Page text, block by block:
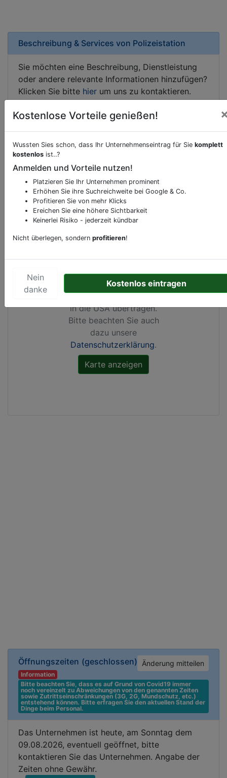
Öffnungszeiten (geschlossen) Änderung mitteilen
Information
Bitte beachten Sie, dass es auf Grund von Covid19 immer
noch vereinzelt zu Abweichungen von den genannten Zeiten
sowie Zutrittseinschränkungen (3G, 2G, Mundschutz, etc.)
entstehend können. Bitte erfragen Sie den aktuellen Stand der
Dinge beim Personal.
Das Unternehmen ist heute, am Sonntag dem
09.08.2026, eventuell geöffnet, bitte
kontaktieren Sie das Unternehmen. Angabe der
Zeiten ohne Gewähr.
Beschreibung & Services von Polizeistation
Sie möchten eine Beschreibung, Dienstleistung
oder andere relevante Informationen hinzufügen?
Klicken Sie bitte hier um uns zu kontaktieren.
Sonderangebote odere besondere Services, die
Ihren Wettbewerbern abheben.
KartenansichtLindauer Straße 44inHörbranz
Karte werden von
Google Maps Cookies
gesetzt, IhreIP-Adresse
gespeichertund Daten
in die USA übertragen.
Bitte beachten Sie auch
dazu unsere
Datenschutzerklärung.
Kostenlose Vorteile genießen!
Wussten Sies schon, dass Ihr Unternehmenseintrag für Sie komplett
kostenlos ist..?
Anmelden und Vorteile nutzen!
Platzieren Sie Ihr Unternehmen prominent
Erhöhen Sie ihre Suchreichweite bei Google & Co.
Profitieren Sie von mehr Klicks
Ereichen Sie eine höhere Sichtbarkeit
Keinerlei Risiko - jederzeit kündbar
Nicht überlegen, sondern profitieren!
Nein
danke
Kostenlos eintragen